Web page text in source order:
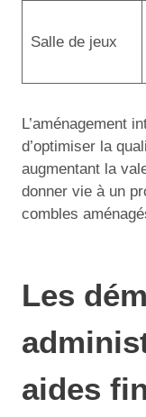
Salle de jeux
L’aménagement
d’optimiser la
augmentant la
donner vie à un
combles
Les
aides